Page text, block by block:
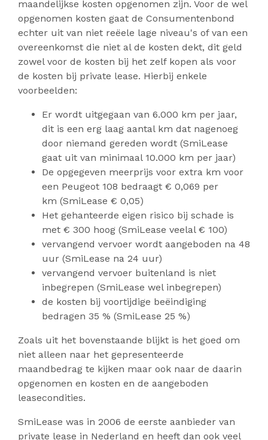
maandelijkse kosten opgenomen zijn. Voor de wel
opgenomen kosten gaat de Consumentenbond
echter uit van niet reëele lage niveau's of van een
overeenkomst die niet al de kosten dekt, dit geld
zowel voor de kosten bij het zelf kopen als voor
de kosten bij private lease. Hierbij enkele
voorbeelden:
Er wordt uitgegaan van 6.000 km per jaar,
dit is een erg laag aantal km dat nagenoeg
door niemand gereden wordt (SmiLease
gaat uit van minimaal 10.000 km per jaar)
De opgegeven meerprijs voor extra km voor
een Peugeot 108 bedraagt € 0,069 per
km (SmiLease € 0,05)
Het gehanteerde eigen risico bij schade is
met € 300 hoog (SmiLease veelal € 100)
vervangend vervoer wordt aangeboden na 48
uur (SmiLease na 24 uur)
vervangend vervoer buitenland is niet
inbegrepen (SmiLease wel inbegrepen)
de kosten bij voortijdige beëindiging
bedragen 35 % (SmiLease 25 %)
Zoals uit het bovenstaande blijkt is het goed om
niet alleen naar het gepresenteerde
maandbedrag te kijken maar ook naar de daarin
opgenomen en kosten en de aangeboden
leasecondities.
SmiLease was in 2006 de eerste aanbieder van
private lease in Nederland en heeft dan ook veel